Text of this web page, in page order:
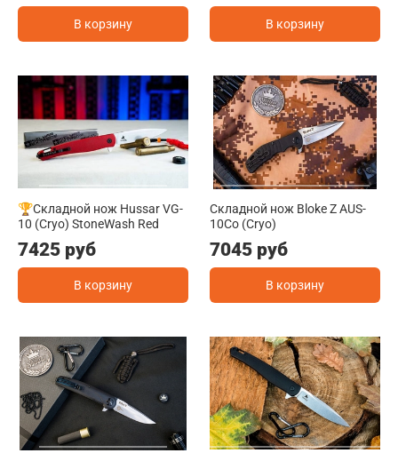
В корзину В корзину
🏆Складной нож Hussar VG-
10 (Cryo) StoneWash Red
7425 руб
В корзину
Складной нож Bloke Z AUS-
10Co (Cryo)
7045 руб
В корзину